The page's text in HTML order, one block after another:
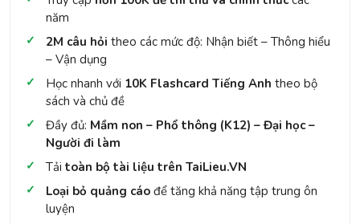
năm
2M câu hỏi theo các mức độ: Nhận biết – Thông hiểu
– Vận dụng
Học nhanh với 10K Flashcard Tiếng Anh theo bộ
sách và chủ đề
Đầy đủ: Mầm non – Phổ thông (K12) – Đại học –
Người đi làm
Tải toàn bộ tài liệu trên TaiLieu.VN
Loại bỏ quảng cáo để tăng khả năng tập trung ôn
luyện